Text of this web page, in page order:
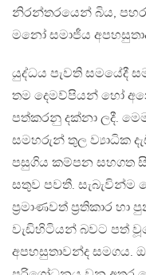
නිරන්තරයෙන් බිය,
මනෝ සමාජීය
යුද්ධය පැවති සමයේදී
තම දෙමව්පියන් හෝ
පත්කරනු දක්නා ලදී.
සමහරුන් තුල ව්‍යාධික
පසුගිය කම්පන සහගත
සතුව පවතී.
ප්‍රමාණවත් ප්‍රතිකාර
වැඩිහිටියන් බවට පත්
අපහසුතාවන්ද සමගය.